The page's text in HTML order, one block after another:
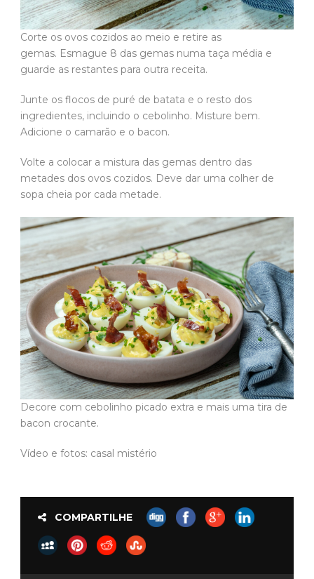
Corte os ovos cozidos ao meio e retire as
gemas. Esmague 8 das gemas numa taça média e
guarde as restantes para outra receita.
Junte os flocos de puré de batata e o resto dos
ingredientes, incluindo o cebolinho. Misture bem.
Adicione o camarão e o bacon.
Volte a colocar a mistura das gemas dentro das
metades dos ovos cozidos. Deve dar uma colher de
sopa cheia por cada metade.
Decore com cebolinho picado extra e mais uma tira de
bacon crocante.
Vídeo e fotos: casal mistério
COMPARTILHE